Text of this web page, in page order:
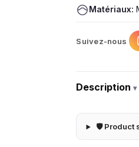
Matériaux:
Suivez-nous
Description▾
🛡 Product